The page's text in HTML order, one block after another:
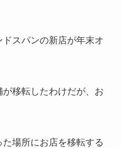
スパンの新店が年末オ
移転したわけだが、お
場所にお店を移転する